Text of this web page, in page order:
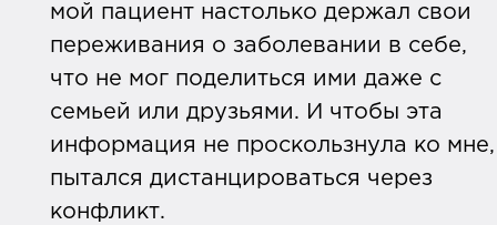
мой пациент настолько держал свои
переживания о заболевании в себе,
что не мог поделиться ими даже с
семьей или друзьями. И чтобы эта
информация не проскользнула ко мне,
пытался дистанцироваться через
конфликт.